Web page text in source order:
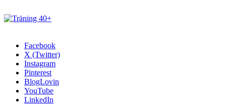
Facebook
X (Twitter)
Instagram
Pinterest
BlogLovin
YouTube
LinkedIn